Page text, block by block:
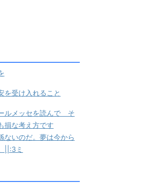
を受け入れること
ルメッセを読んで そ
損な考え方です
ないのだ。夢は今から
||:3ミ